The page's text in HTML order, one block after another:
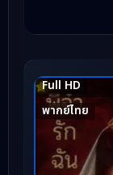
Full HD
พากย์ไทย